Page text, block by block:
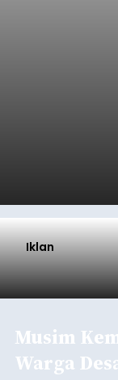
Iklan
Musim
Warga